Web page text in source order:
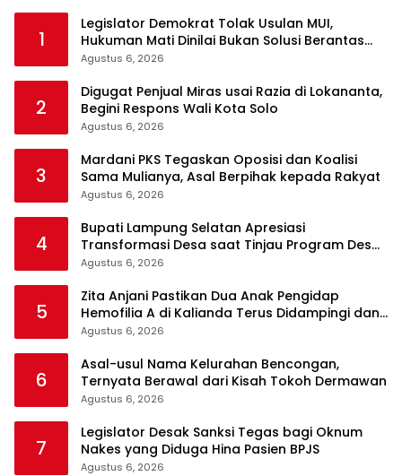
1
Legislator Demokrat Tolak Usulan MUI,
Hukuman Mati Dinilai Bukan Solusi Berantas
Korupsi
Agustus 6, 2026
2
Digugat Penjual Miras usai Razia di Lokananta,
Begini Respons Wali Kota Solo
Agustus 6, 2026
3
Mardani PKS Tegaskan Oposisi dan Koalisi
Sama Mulianya, Asal Berpihak kepada Rakyat
Agustus 6, 2026
4
Bupati Lampung Selatan Apresiasi
Transformasi Desa saat Tinjau Program Desa
Helau di Natar
Agustus 6, 2026
5
Zita Anjani Pastikan Dua Anak Pengidap
Hemofilia A di Kalianda Terus Didampingi dan
Dijamin Akses Kesehatan
Agustus 6, 2026
6
Asal-usul Nama Kelurahan Bencongan,
Ternyata Berawal dari Kisah Tokoh Dermawan
Agustus 6, 2026
7
Legislator Desak Sanksi Tegas bagi Oknum
Nakes yang Diduga Hina Pasien BPJS
Agustus 6, 2026